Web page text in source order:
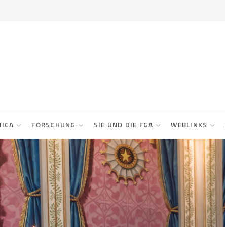
FORSCHUNG SIE UND DIE FGA WEBLINKS